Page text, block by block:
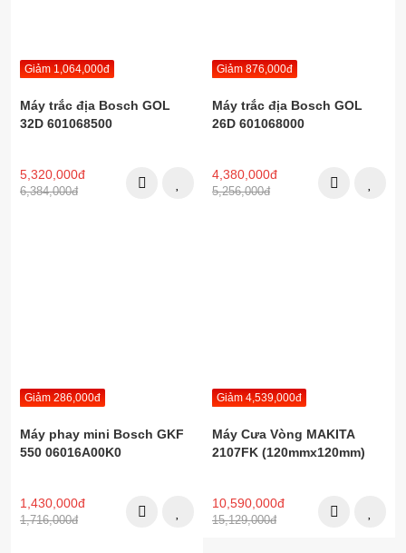
Giảm 1,064,000đ
Máy trắc địa Bosch GOL
32D 601068500
5,320,000đ
6,384,000đ
Giảm 876,000đ
Máy trắc địa Bosch GOL
26D 601068000
4,380,000đ
5,256,000đ
Giảm 286,000đ
Máy phay mini Bosch GKF
550 06016A00K0
1,430,000đ
1,716,000đ
Giảm 4,539,000đ
Máy Cưa Vòng MAKITA
2107FK (120mmx120mm)
10,590,000đ
15,129,000đ